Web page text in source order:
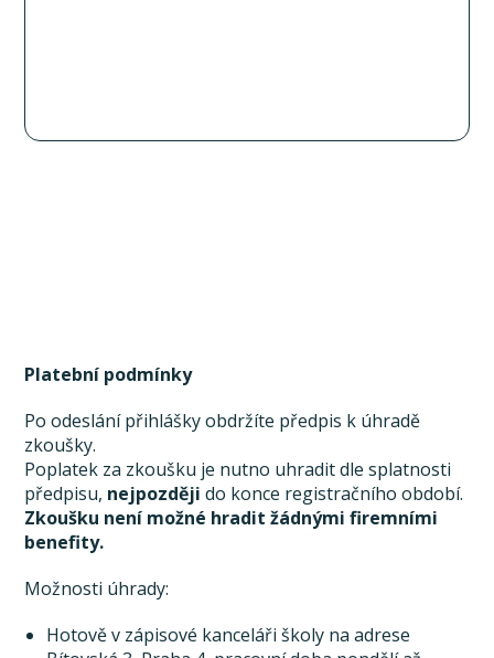
Platební podmínky
Po odeslání přihlášky obdržíte předpis k úhradě
zkoušky.
Poplatek za zkoušku je nutno uhradit dle splatnosti
předpisu, nejpozději do konce registračního období.
Zkoušku není možné hradit žádnými firemními
benefity.
Možnosti úhrady:
Hotově v zápisové kanceláři školy na adrese